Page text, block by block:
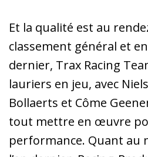
Et la qualité est au
classement général et
dernier, Trax Racing
lauriers en jeu, avec
Bollaerts et Côme
tout mettre en œuvre
performance. Quant au